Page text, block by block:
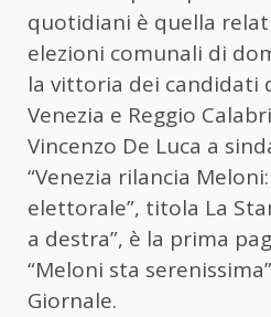
quotidiani è quella
elezioni comunali di
la vittoria dei candidati
Venezia e Reggio
Vincenzo De Luca a
“Venezia rilancia
elettorale”, titola La
a destra”, è la prima
“Meloni sta
Giornale.